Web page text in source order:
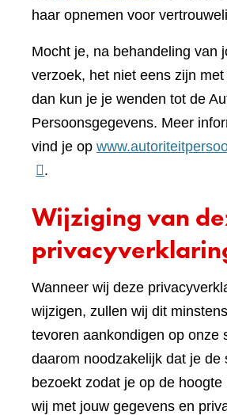
haar opnemen voor
Mocht je, na behandeling van
verzoek, het niet eens zijn
dan kun je je wenden tot de
Persoonsgegevens. Meer
vind je op
.
Wijziging van
Wanneer wij deze
wijzigen, zullen wij dit
tevoren aankondigen op onze
daarom noodzakelijk dat je de
bezoekt zodat je op de
wij met jouw gegevens en